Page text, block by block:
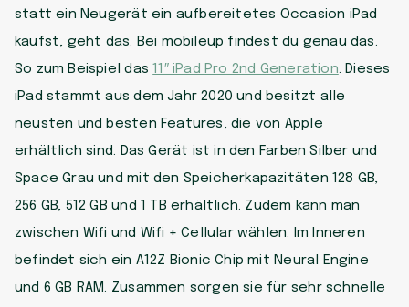
statt ein Neugerät ein aufbereitetes Occasion iPad
kaufst, geht das. Bei mobileup findest du genau das.
So zum Beispiel das11″ iPad Pro 2nd Generation. Dieses
iPad stammt aus dem Jahr 2020 und besitzt alle
neusten und besten Features, die von Apple
erhältlich sind. Das Gerät ist in den Farben Silber und
Space Grau und mit den Speicherkapazitäten 128 GB,
256 GB, 512 GB und 1 TB erhältlich. Zudem kann man
zwischen Wifi und Wifi + Cellular wählen. Im Inneren
befindet sich ein A12Z Bionic Chip mit Neural Engine
und 6 GB RAM. Zusammen sorgen sie für sehr schnelle